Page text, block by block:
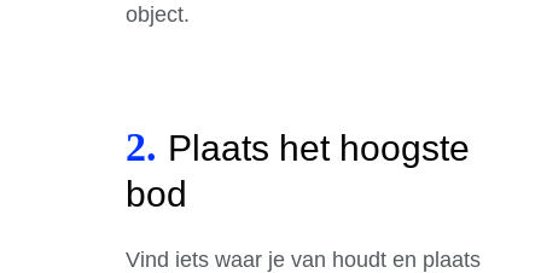
object.
2. Plaats het hoogste
bod
Vind iets waar je van houdt en plaats